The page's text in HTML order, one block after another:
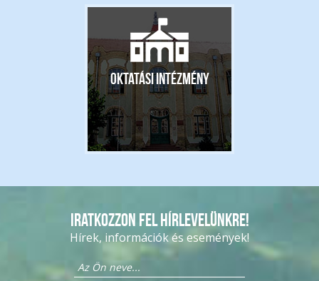
Oktatási intézmény
Iratkozzon fel hírlevelünkre!
Hírek, információk és események!